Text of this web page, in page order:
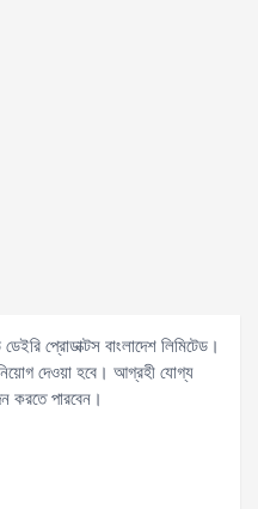
প্রোডাক্টস বাংলাদেশ লিমিটেড।
নিয়োগ দেওয়া হবে। আগ্রহী যোগ্য
করতে পারবেন।